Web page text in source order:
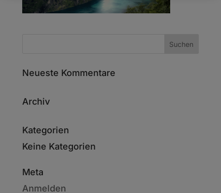
Neueste Kommentare
Archiv
Kategorien
Keine Kategorien
Meta
Anmelden